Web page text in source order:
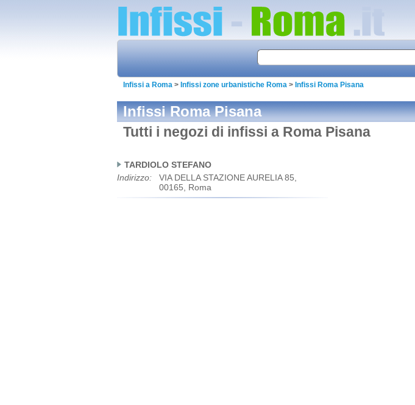
Infissi a Roma > Infissi zone urbanistiche Roma > Infissi Roma Pisana
Infissi Roma Pisana
Tutti i negozi di infissi a Roma Pisana
TARDIOLO STEFANO
Indirizzo:
VIA DELLA STAZIONE AURELIA 85,
00165, Roma